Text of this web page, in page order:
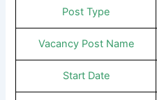
Post Type
Vacancy Post Name
Start Date